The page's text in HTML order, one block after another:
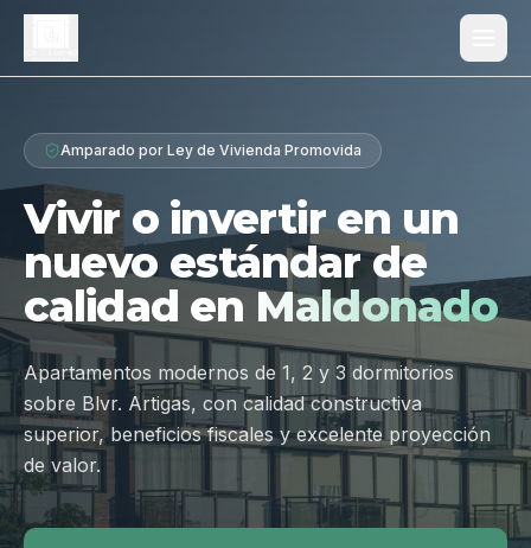
Proyecto
Diferenciales
Tipologías
Galería
Ubicación
Contacto
Hablar por WhatsApp
Amparado por Ley de Vivienda Promovida
Vivir o invertir en un
nuevo estándar de
calidad en Maldonado
Apartamentos modernos de 1, 2 y 3 dormitorios
sobre Blvr. Artigas, con calidad constructiva
superior, beneficios fiscales y excelente proyección
de valor.